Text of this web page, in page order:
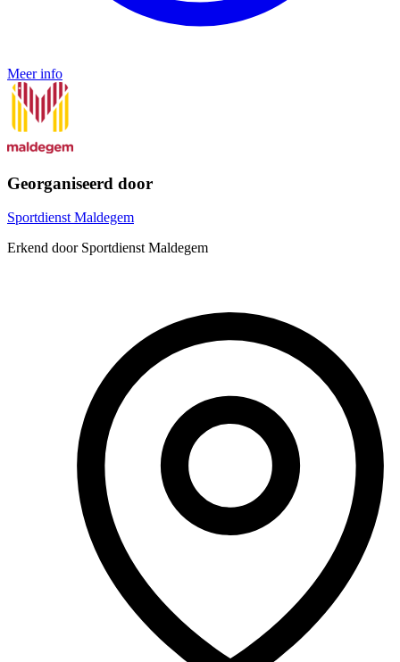
Meer info
Georganiseerd door
Sportdienst Maldegem
Erkend door Sportdienst Maldegem